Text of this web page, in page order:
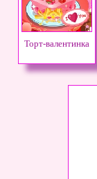
Торт-валентинка